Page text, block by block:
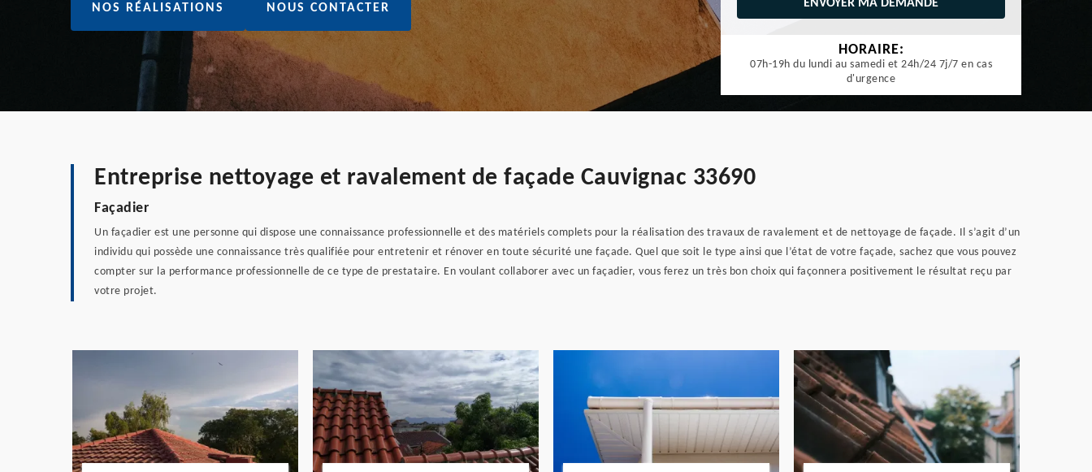
NOS RÉALISATIONS NOUS CONTACTER
HORAIRE:
07h-19h du lundi au samedi et 24h/24 7j/7 en cas
d'urgence
Entreprise nettoyage et ravalement de façade Cauvignac 33690
Façadier
Un façadier est une personne qui dispose une connaissance professionnelle et des matériels complets pour la réalisation des travaux de ravalement et de nettoyage de façade. Il s’agit d’un
individu qui possède une connaissance très qualifiée pour entretenir et rénover en toute sécurité une façade. Quel que soit le type ainsi que l’état de votre façade, sachez que vous pouvez
compter sur la performance professionnelle de ce type de prestataire. En voulant collaborer avec un façadier, vous ferez un très bon choix qui façonnera positivement le résultat reçu par
votre projet.